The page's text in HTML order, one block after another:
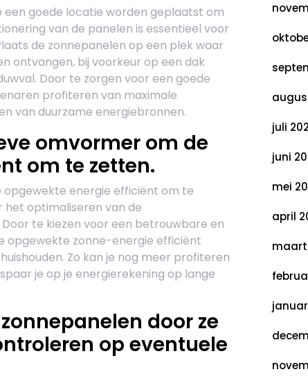
goede locatie worden geplaatst om
van de panelen is essentieel voor
de zonnepanelen op een plek waar
ontvangen, bij voorkeur op een dak
Door te zorgen voor een goede
profiteren van maximale
van duurzame energiebronnen.
omvormer om de
om te zetten.
energie efficiënt om te
het optimaliseren van de
te kiezen voor een betrouwbare en
opgewekte zonne-energie efficiënt
Zo kan je nog meer profiteren
je op je energierekening op lange
door ze
op eventuele
juli
juni
mei
april
maart